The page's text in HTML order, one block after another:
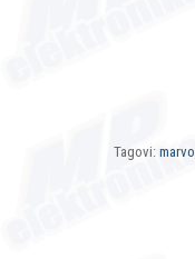
Tagovi: marvo